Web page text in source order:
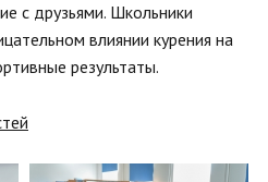
с друзьями. Школьники
влиянии курения на
результаты.